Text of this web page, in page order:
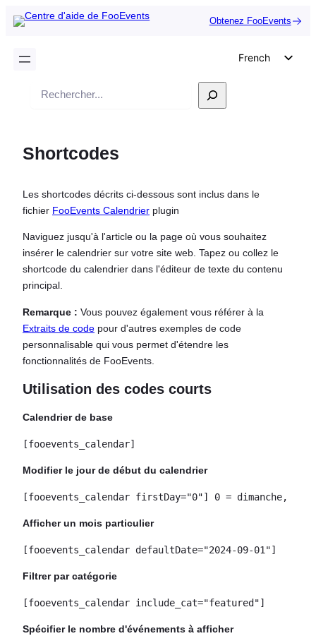
Obtenez FooEvents
French
Portuguese
Czech
Greek
Recherche
Shortcodes
Les shortcodes décrits ci-dessous sont inclus dans le
fichier FooEvents Calendrier plugin
Naviguez jusqu'à l'article ou la page où vous souhaitez
insérer le calendrier sur votre site web. Tapez ou collez le
shortcode du calendrier dans l'éditeur de texte du contenu
principal.
Remarque : Vous pouvez également vous référer à la
Extraits de code pour d'autres exemples de code
personnalisable qui vous permet d'étendre les
fonctionnalités de FooEvents.
Utilisation des codes courts
Calendrier de base
[fooevents_calendar]
Modifier le jour de début du calendrier
[fooevents_calendar firstDay="0"] 0 = dimanche, 1
Afficher un mois particulier
[fooevents_calendar defaultDate="2024-09-01"]
Filtrer par catégorie
[fooevents_calendar include_cat="featured"]
Spécifier le nombre d'événements à afficher